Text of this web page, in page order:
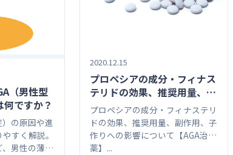
（男性型
ですか？
の原因や進
すく解説。
男性の薄毛
2020.12.15
プロペシアの成分・フィナス
テリドの効果、推奨用量、副
作用、子作りへの影響につい
て【AGA治療薬】
プロペシアの成分・フィナステリ
ドの効果、推奨用量、副作用、子
作りへの影響について【AGA治療
薬】...